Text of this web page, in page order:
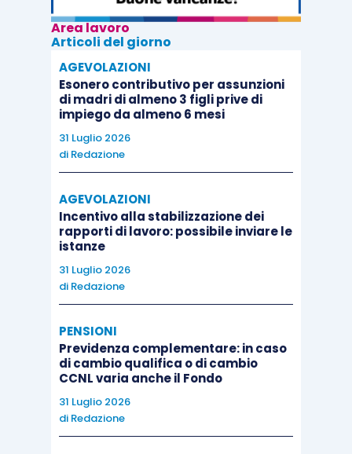
Area lavoro
Articoli del giorno
AGEVOLAZIONI
Esonero contributivo per assunzioni
di madri di almeno 3 figli prive di
impiego da almeno 6 mesi
31 Luglio 2026
di Redazione
AGEVOLAZIONI
Incentivo alla stabilizzazione dei
rapporti di lavoro: possibile inviare le
istanze
31 Luglio 2026
di Redazione
PENSIONI
Previdenza complementare: in caso
di cambio qualifica o di cambio
CCNL varia anche il Fondo
31 Luglio 2026
di Redazione